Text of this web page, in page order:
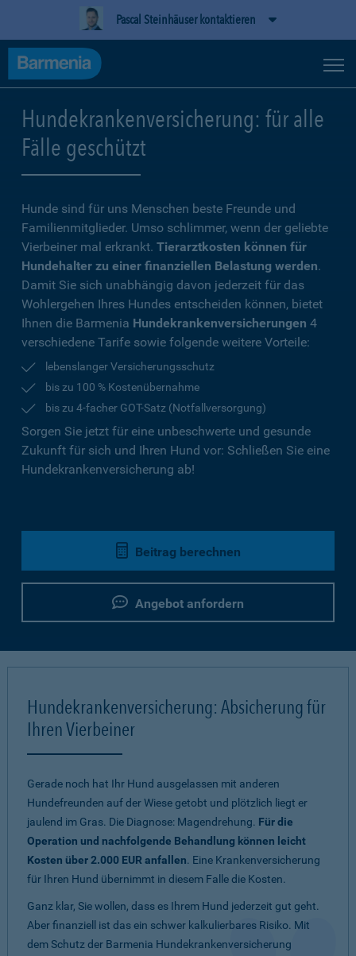
Pascal Steinhäuser kontaktieren
Hundekrankenversicherung: für alle
Fälle geschützt
Hunde sind für uns Menschen beste Freunde und
Familienmitglieder. Umso schlimmer, wenn der geliebte
Vierbeiner mal erkrankt. Tierarztkosten können für
Hundehalter zu einer finanziellen Belastung werden.
Damit Sie sich unabhängig davon jederzeit für das
Wohlergehen Ihres Hundes entscheiden können, bietet
Ihnen die Barmenia Hundekrankenversicherungen 4
verschiedene Tarife sowie folgende weitere Vorteile:
lebenslanger Versicherungsschutz
bis zu 100 % Kostenübernahme
bis zu 4-facher GOT-Satz (Notfallversorgung)
Sorgen Sie jetzt für eine unbeschwerte und gesunde
Zukunft für sich und Ihren Hund vor: Schließen Sie eine
Hundekrankenversicherung ab!
Beitrag berechnen
Angebot anfordern
Hundekrankenversicherung: Absicherung für
Ihren Vierbeiner
Gerade noch hat Ihr Hund ausgelassen mit anderen
Hundefreunden auf der Wiese getobt und plötzlich liegt er
jaulend im Gras. Die Diagnose: Magendrehung. Für die
Operation und nachfolgende Behandlung können leicht
Kosten über 2.000 EUR anfallen. Eine Krankenversicherung
für Ihren Hund übernimmt in diesem Falle die Kosten.
Ganz klar, Sie wollen, dass es Ihrem Hund jederzeit gut geht.
Aber finanziell ist das ein schwer kalkulierbares Risiko. Mit
dem Schutz der Barmenia Hundekrankenversicherung